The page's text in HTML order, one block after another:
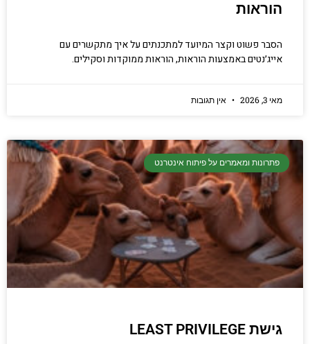
הוראות
הסבר פשוט וקצר המיועד למתכנתים על איך מתקשרים עם
אייג׳נטים באמצעות הוראות, הוראות ממוקדות וסקילים.
מאי 3, 2026 אין תגובות
פתרונות ומאמרים על פיתוח אינטרנט
גישת LEAST PRIVILEGE